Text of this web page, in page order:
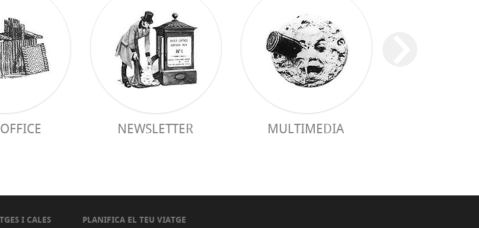
NEWSLETTER MULTIMEDIA
I CALES
PLANIFICA EL TEU VIATGE